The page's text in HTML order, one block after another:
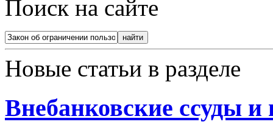
Поиск на сайте
Новые статьи в разделе
Внебанковские ссуды